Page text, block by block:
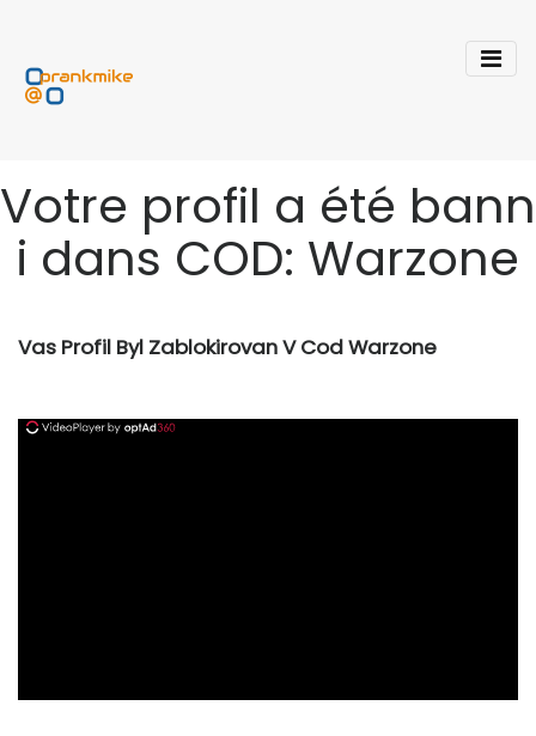
Votre profil a été bann
i dans COD: Warzone
Vas Profil Byl Zablokirovan V Cod Warzone